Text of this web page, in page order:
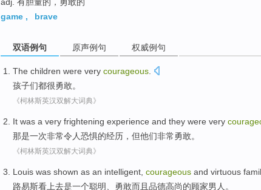
adj. 有胆量的，勇敢的
game , brave
双语例句 原声例句 权威例句
The children were very courageous
孩子们都很勇敢。
《柯林斯英汉双解大词典》
It was a very frightening experience and they were very
那是一次非常令人恐惧的经历 ， 但他们非常勇敢。
《柯林斯英汉双解大词典》
Louis was shown as an intelligent courageous and virtuous
路易斯看上去是一个聪明 勇敢而且 品德高尚的顾家男人 。